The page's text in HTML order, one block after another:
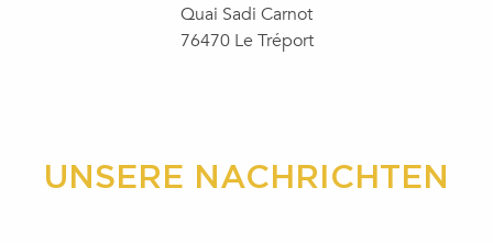
Quai Sadi Carnot
76470 Le Tréport
UNSERE NACHRICHTEN